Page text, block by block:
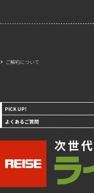
ご解約について
PICK UP!
よくあるご質問